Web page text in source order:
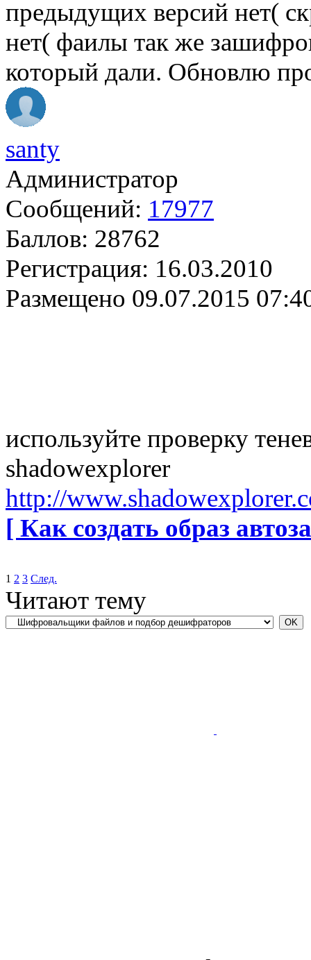
предыдущих версий нет(
нет( фаилы так же
который дали. Обновлю
santy
Администратор
Сообщений: 17977
Баллов: 28762
Регистрация: 16.03.2010
Размещено 09.07.2015
используйте проверку
shadowexplorer
http://
[ Как создать образ
1 2 3 След.
Читают тему